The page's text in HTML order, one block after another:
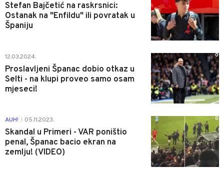
Stefan Bajčetić na raskrsnici:
Ostanak na "Enfildu" ili povratak u
Španiju
12.03.2024.
Proslavljeni Španac dobio otkaz u
Selti - na klupi proveo samo osam
mjeseci!
0
AUH! 05.11.2023.
Skandal u Primeri - VAR poništio
penal, Španac bacio ekran na
zemlju! (VIDEO)
0